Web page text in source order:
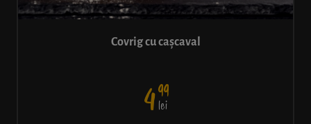
Covrig cu cașcaval
499
lei